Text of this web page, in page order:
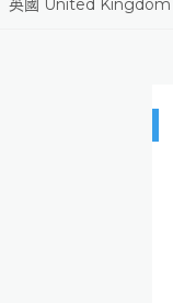
英國 United Kingdom